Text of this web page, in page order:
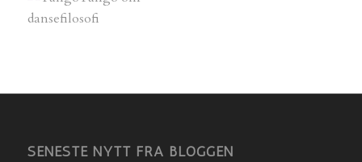
SENESTE NYTT FRA BLOGGEN